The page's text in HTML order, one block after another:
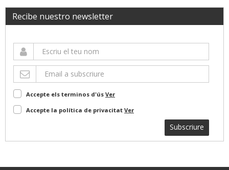
Recibe nuestro newsletter
Accepte els terminos d'ús Ver
Accepte la política de privacitat Ver
Subscriure